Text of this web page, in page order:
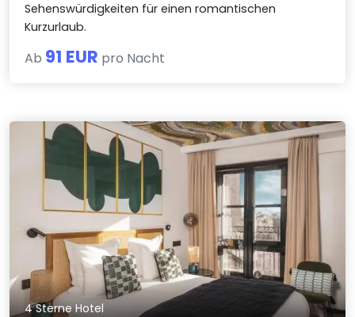
Sehenswürdigkeiten für einen romantischen
Kurzurlaub.
Ab 91 EUR pro Nacht
4 Sterne Hotel